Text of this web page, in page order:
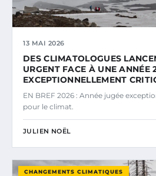
13 MAI 2026
DES CLIMATOLOGUES
URGENT FACE À UNE ANNÉE
EXCEPTIONNELLEMENT
EN BREF 2026 : Année jugée
pour le climat.
JULIEN NOËL
CHANGEMENTS CLIMATIQUES